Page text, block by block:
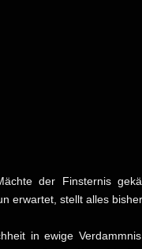
der Finsternis
erwartet, stellt alles
in ewige